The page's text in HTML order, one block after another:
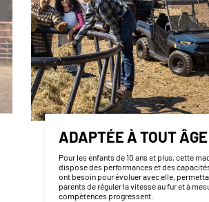
ADAPTÉE À TOUT ÂGE
Pour les enfants de 10 ans et plus, cette
dispose des performances et des
ont besoin pour évoluer avec elle,
parents de réguler la vitesse au fur et à
compétences progressent.